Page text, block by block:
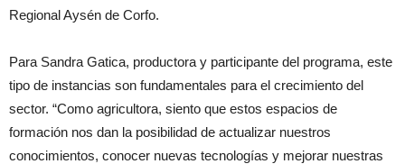
Regional Aysén de Corfo.
Para Sandra Gatica, productora y participante del programa, este
tipo de instancias son fundamentales para el crecimiento del
sector. “Como agricultora, siento que estos espacios de
formación nos dan la posibilidad de actualizar nuestros
conocimientos, conocer nuevas tecnologías y mejorar nuestras